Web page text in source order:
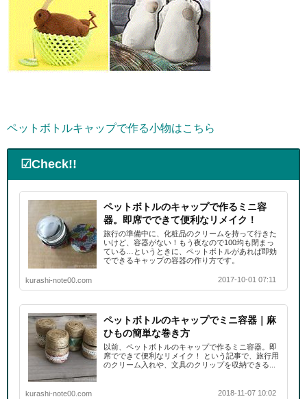
ペットボトルキャップで作る小物はこちら
☑Check!!
ペットボトルのキャップで作るミニ容
器。即席でできて便利なリメイク！
旅行の準備中に、化粧品のクリームを持って行きた
いけど、容器がない！もう夜なので100均も閉まっ
ている…というときに、ペットボトルがあれば即効
でできるキャップの容器の作り方です。
kurashi-note00.com 2017-10-01 07:11
ペットボトルのキャップでミニ容器｜麻
ひもの簡単な巻き方
以前、ペットボトルのキャップで作るミニ容器。即
席でできて便利なリメイク！ という記事で、旅行用
のクリーム入れや、文具のクリップを収納できる...
kurashi-note00.com 2018-11-07 10:02